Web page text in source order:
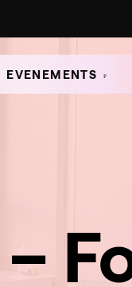
EVENEMENTS